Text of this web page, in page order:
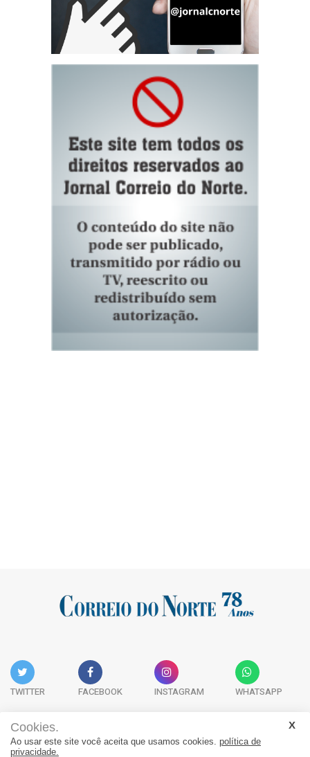
TWITTER FACEBOOK INSTAGRAM WHATSAPP
Acervo Digital Fale Conosco Quem Somos
Cookies.
Ao usar este site você aceita que usamos cookies. política de
privacidade.